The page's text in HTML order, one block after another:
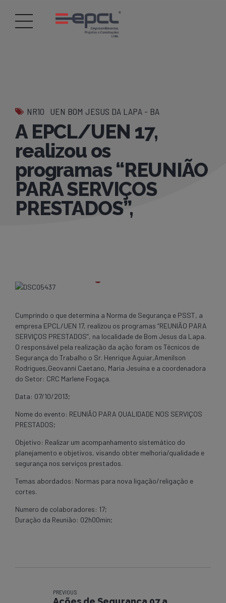
NR10 UEN BOM JESUS DA LAPA - BA
A EPCL/UEN 17,
realizou os
programas “REUNIÃO
PARA SERVIÇOS
PRESTADOS”,
Cumprindo o que determina a Norma de Segurança e PSST, a
empresa EPCL/UEN 17, realizou os programas “REUNIÃO PARA
SERVIÇOS PRESTADOS”, na localidade de Bom Jesus da Lapa.
O responsável pela realização da ação foram os Técnicos de
Segurança do Trabalho o Sr. Henrique Aguiar,Amenilson
Rodrigues,Geovanni Caetano, Maria Jesuína e a coordenadora
do Setor: CRC Marlene Fogaça.
Data: 07/10/2013;
Nome do evento: REUNIÃO PARA QUALIDADE NOS SERVIÇOS
PRESTADOS;
Objetivo: Realizar um acompanhamento sistemático do
planejamento e objetivos, visando obter melhoria/qualidade e
segurança nos serviços prestados.
Temas abordados: Normas para nova ligação/religação e
cortes.
Numero de colaboradores: 17;
Duração da Reunião: 02h00min;
PREVIOUS